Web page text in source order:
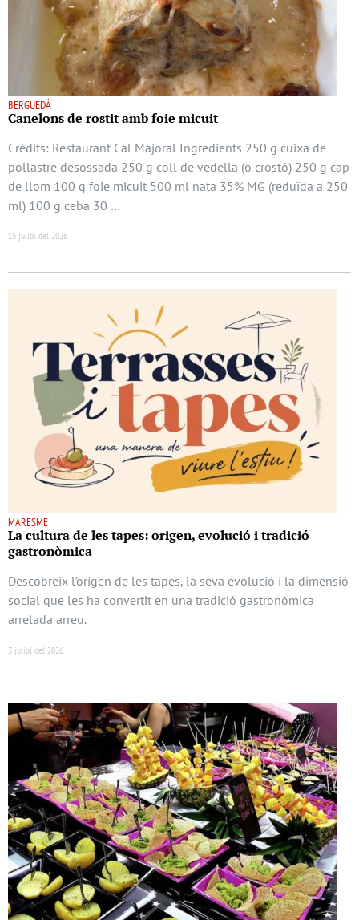
BERGUEDÀ
Canelons de rostit amb foie micuit
Crèdits: Restaurant Cal Majoral Ingredients 250 g cuixa de
pollastre desossada 250 g coll de vedella (o crostó) 250 g cap
de llom 100 g foie micuit 500 ml nata 35% MG (reduïda a 250
ml) 100 g ceba 30 …
15 juliol del 2026
MARESME
La cultura de les tapes: origen, evolució i tradició
gastronòmica
Descobreix l’origen de les tapes, la seva evolució i la dimensió
social que les ha convertit en una tradició gastronòmica
arrelada arreu.
3 juliol del 2026